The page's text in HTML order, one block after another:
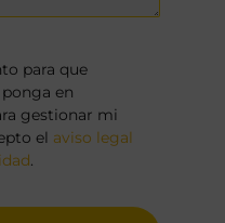
para que
en
gestionar mi
el aviso legal
.